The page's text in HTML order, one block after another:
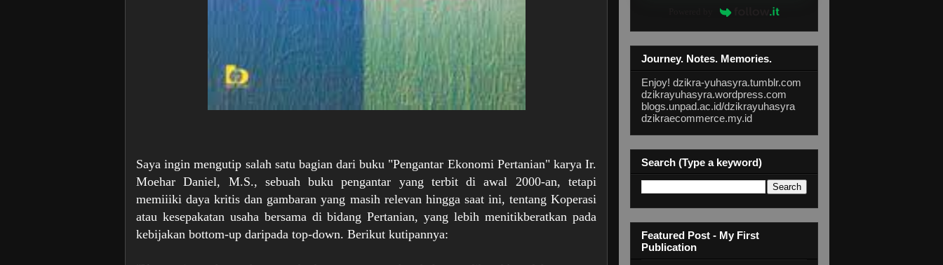
Saya ingin mengutip salah satu bagian dari buku "Pengantar Ekonomi Pertanian" karya Ir.
Moehar Daniel, M.S., sebuah buku pengantar yang terbit di awal 2000-an, tetapi
memiiiki daya kritis dan gambaran yang masih relevan hingga saat ini, tentang Koperasi
atau kesepakatan usaha bersama di bidang Pertanian, yang lebih menitikberatkan pada
kebijakan bottom-up daripada top-down. Berikut kutipannya:
Journey. Notes. Memories.
Enjoy! dzikra-yuhasyra.tumblr.com
dzikrayuhasyra.wordpress.com
blogs.unpad.ac.id/dzikrayuhasyra
dzikraecommerce.my.id
Search (Type a keyword)
Featured Post - My First
Publication